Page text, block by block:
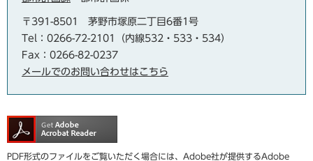
〒391-8501
茅野市塚原二丁目6番1号
Tel：0266-72-2101（内線532・533・534）
Fax：0266-82-0237
メールでのお問い合わせはこちら
PDF形式のファイルをご覧いただく場合には、Adobe社が提供するAdobe